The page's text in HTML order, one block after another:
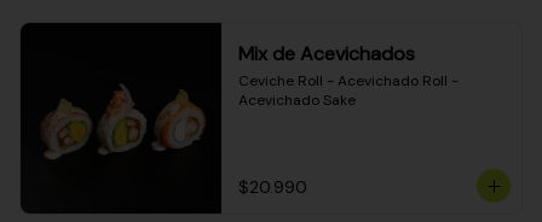
Mix de Acevichados
Ceviche Roll - Acevichado Roll -
Acevichado Sake
$20.990